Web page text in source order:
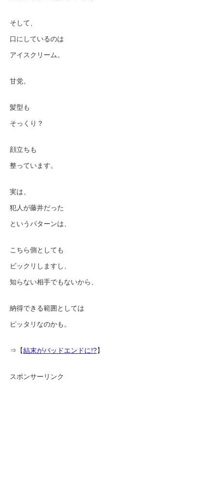
そして、
口にしているのは
アイスクリーム。
甘党。
髪型も
そっくり？
顔立ちも
整っています。
実は、
犯人が藤井だった
というパターンは、
こちら側としても
ビックリしますし、
知らない相手でもないから、
納得できる範囲としては
ピッタリなのかも。
⇒【結末がバッドエンドに!?】
スポンサーリンク